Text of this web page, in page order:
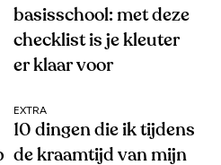
basisschool: met deze
checklist is je kleuter
er klaar voor
EXTRA
10 dingen die ik tijdens
de kraamtijd van mijn